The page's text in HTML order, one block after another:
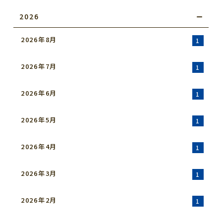
2026
2026年8月 1
2026年7月 1
2026年6月 1
2026年5月 1
2026年4月 1
2026年3月 1
2026年2月 1